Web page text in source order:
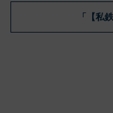
「【私